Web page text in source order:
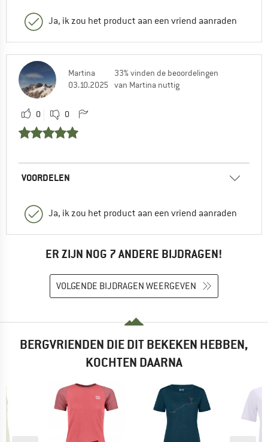
Ja, ik zou het product aan een vriend aanraden
Martina
03.10.2025
33% vinden de beoordelingen
van Martina nuttig
0 0
VOORDELEN
Ja, ik zou het product aan een vriend aanraden
ER ZIJN NOG 7 ANDERE BIJDRAGEN!
VOLGENDE BIJDRAGEN WEERGEVEN
BERGVRIENDEN DIE DIT BEKEKEN HEBBEN,
KOCHTEN DAARNA